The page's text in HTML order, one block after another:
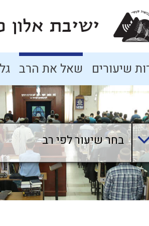
שיעורים שאל את הרב
בחר שיעור לפי רב